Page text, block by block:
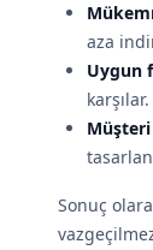
aza
Uygun
karşılar.
Sonuç